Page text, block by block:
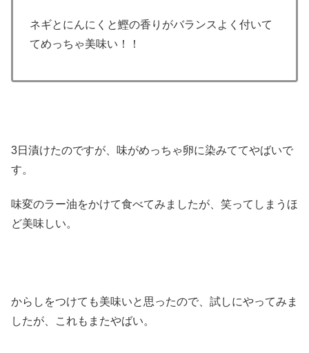
ネギとにんにくと鰹の香りがバランスよく付いて
てめっちゃ美味い！！
3日漬けたのですが、味がめっちゃ卵に染みててやばいで
す。
味変のラー油をかけて食べてみましたが、笑ってしまうほ
ど美味しい。
からしをつけても美味いと思ったので、試しにやってみま
したが、これもまたやばい。